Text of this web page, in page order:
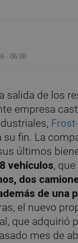
·06:00
salida de los
empresa
su fin. La
últimos
vehículos,
dos
de una
el nuevo
que adquirió
mes de